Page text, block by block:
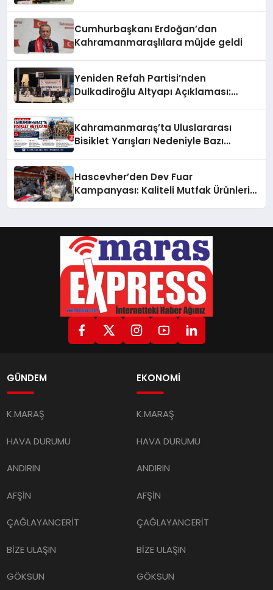
Cumhurbaşkanı Erdoğan’dan
Kahramanmaraşlılara müjde geldi
Yeniden Refah Partisi’nden
Dulkadiroğlu Altyapı Açıklaması:
Kahramanmaraş’ta Uluslararası
Bisiklet Yarışları Nedeniyle Bazı
Hascevher’den Dev Fuar
Kampanyası: Kaliteli Mutfak Ürünleri
GÜNDEM
K.MARAŞ
HAVA DURUMU
ANDIRIN
AFŞİN
ÇAĞLAYANCERİT
BİZE ULAŞIN
GÖKSUN
EKONOMİ
K.MARAŞ
HAVA DURUMU
ANDIRIN
AFŞİN
ÇAĞLAYANCERİT
BİZE ULAŞIN
GÖKSUN